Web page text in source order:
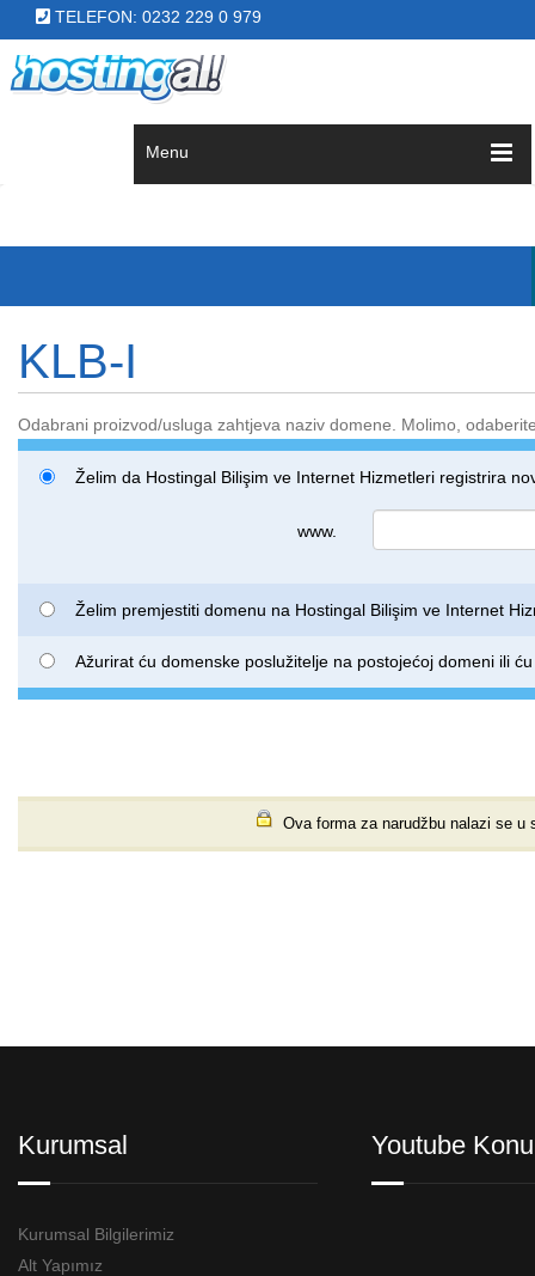
TELEFON: 0232 229 0 979
Menu
KLB-I
Odabrani proizvod/usluga zahtjeva naziv domene. Molimo,
Želim da Hostingal Bilişim ve Internet Hizmetleri registrira
www.
Želim premjestiti domenu na Hostingal Bilişim ve Internet
Ažurirat ću domenske poslužitelje na postojećoj domeni ili
Ova forma za narudžbu nalazi se u
Kurumsal
Kurumsal Bilgilerimiz
Alt Yapımız
Youtube